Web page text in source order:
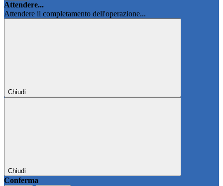
Attendere...
Attendere il completamento dell'operazione...
Chiudi
Chiudi
Conferma